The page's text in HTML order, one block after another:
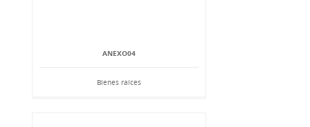
ANEXO04
Bienes raíces